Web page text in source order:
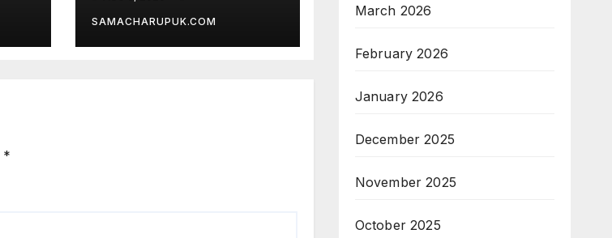
निर्वाचित
SAMACHARUPUK.COM
*
March 2026
February 2026
January 2026
December 2025
November 2025
October 2025